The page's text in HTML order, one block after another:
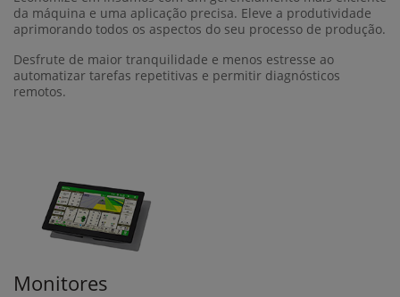
da máquina e uma aplicação precisa. Eleve a produtividade
aprimorando todos os aspectos do seu processo de produção.
Desfrute de maior tranquilidade e menos estresse ao
automatizar tarefas repetitivas e permitir diagnósticos
remotos.
Monitores